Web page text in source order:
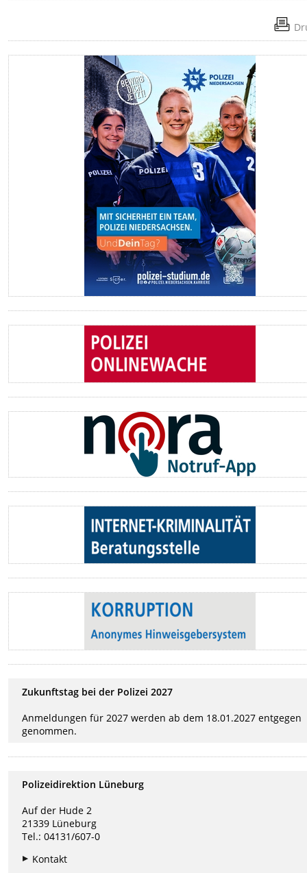
Zukunftstag bei der Polizei 2027
Anmeldungen für 2027 werden ab dem 18.01.2027 entgegen
genommen.
Polizeidirektion Lüneburg
Auf der Hude 2
21339 Lüneburg
Tel.: 04131/607-0
Kontakt